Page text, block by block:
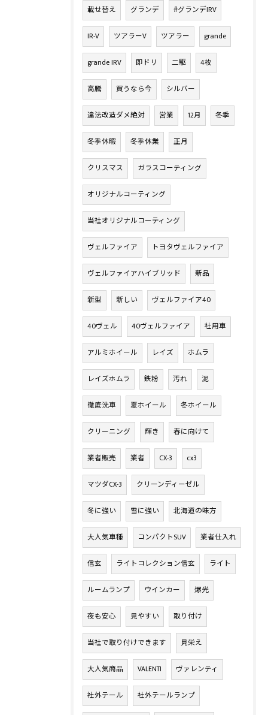
載せ替え グランデ #グランデIRV
IR-V ツアラーV ツアラー grande
grande IRV 即ドリ 二駆 4枚
高騰 買うなら今 シルバー
違法改造ダメ絶対 営業 12月 冬季
冬季休暇 冬季休業 正月
クリスマス ガラスコーティング
オリジナルコーティング
当社オリジナルコーティング
ヴェルファイア トヨタヴェルファイア
ヴェルファイアハイブリッド 新品
新型 新しい ヴェルファイア40
40ヴェル 40ヴェルファイア 社用車
アルミホイール レイズ ホムラ
レイズホムラ 鉄粉 汚れ 泥
徹底洗車 夏ホイール 冬ホイール
クリーニング 輝き 春に向けて
業者販売 業者 CX-3 cx3
マツダCX-3 クリーンディーゼル
冬に強い 雪に強い 北海道の味方
大人気車種 コンパクトSUV 業者仕入れ
信玄 ライトコレクション信玄 ライト
ルームランプ ウインカー 爆光
夜も安心 見やすい 取り付け
当社で取り付けできます 見栄え
大人気商品 VALENTI ヴァレンティ
社外テール 社外テールランプ